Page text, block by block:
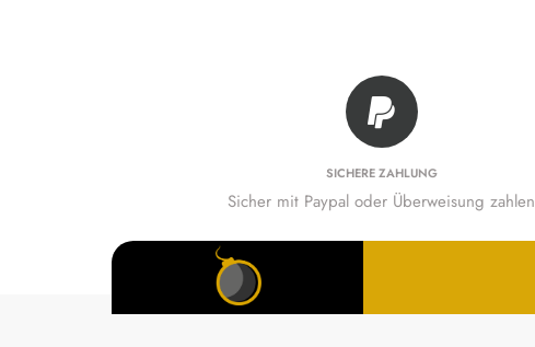
SICHERE ZAHLUNG
Sicher mit Paypal oder Überweisung zahlen